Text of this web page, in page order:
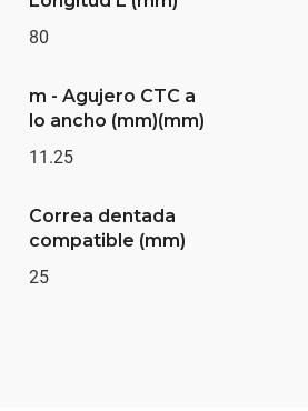
80
m - Agujero CTC a
lo ancho (mm)(mm)
11.25
Correa dentada
compatible (mm)
25